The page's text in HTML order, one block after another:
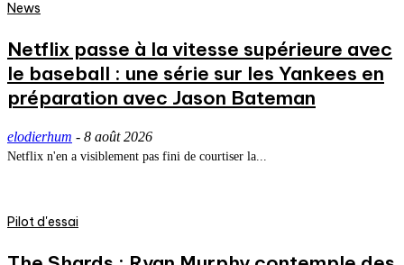
News
Netflix passe à la vitesse supérieure avec
le baseball : une série sur les Yankees en
préparation avec Jason Bateman
elodierhum - 8 août 2026
Netflix n'en a visiblement pas fini de courtiser la...
Pilot d'essai